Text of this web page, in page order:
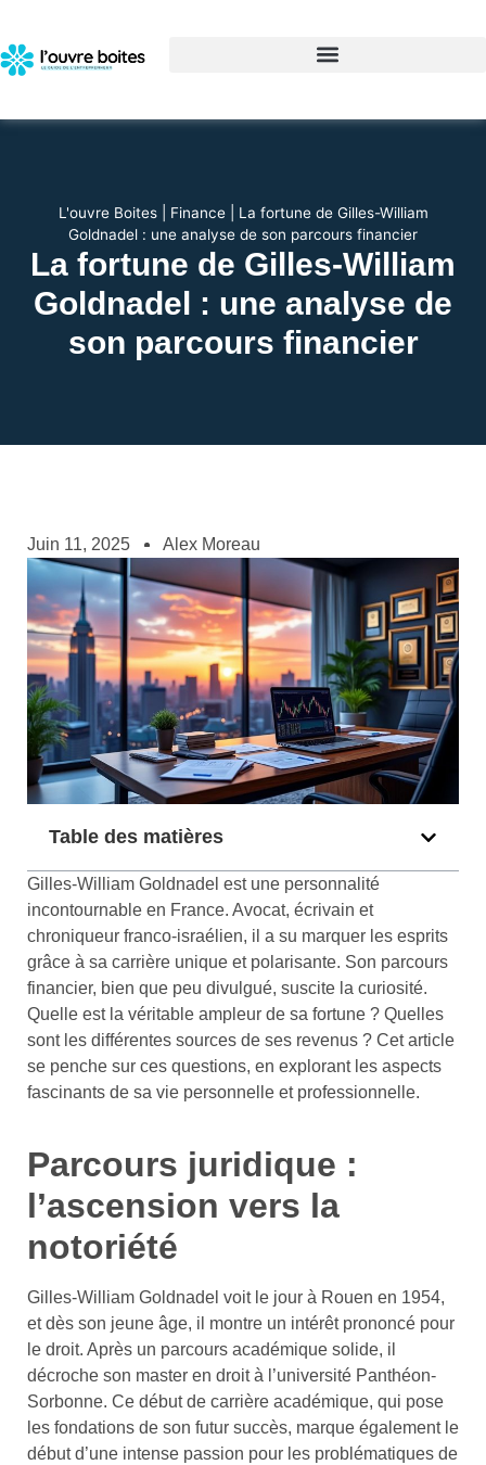
L'ouvre Boites| Finance| La fortune de Gilles-William
Goldnadel : une analyse de son parcours financier
La fortune de Gilles-William
Goldnadel : une analyse de
son parcours financier
Juin 11, 2025 Alex Moreau
Table des matières
Gilles-William Goldnadel est une personnalité
incontournable en France. Avocat, écrivain et
chroniqueur franco-israélien, il a su marquer les esprits
grâce à sa carrière unique et polarisante. Son parcours
financier, bien que peu divulgué, suscite la curiosité.
Quelle est la véritable ampleur de sa fortune ? Quelles
sont les différentes sources de ses revenus ? Cet article
se penche sur ces questions, en explorant les aspects
fascinants de sa vie personnelle et professionnelle.
Parcours juridique :
l’ascension vers la
notoriété
Gilles-William Goldnadel voit le jour à Rouen en 1954,
et dès son jeune âge, il montre un intérêt prononcé pour
le droit. Après un parcours académique solide, il
décroche son master en droit à l’université Panthéon-
Sorbonne. Ce début de carrière académique, qui pose
les fondations de son futur succès, marque également le
début d’une intense passion pour les problématiques de